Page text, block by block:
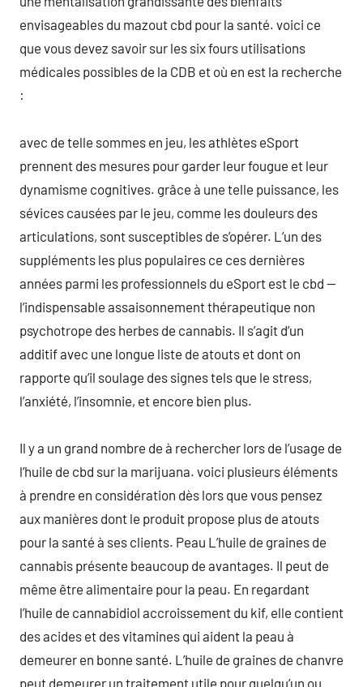
envisageables du mazout cbd pour la santé. voici ce
que vous devez savoir sur les six fours utilisations
médicales possibles de la CDB et où en est la recherche
:
avec de telle sommes en jeu, les athlètes eSport
prennent des mesures pour garder leur fougue et leur
dynamisme cognitives. grâce à une telle puissance, les
sévices causées par le jeu, comme les douleurs des
articulations, sont susceptibles de s’opérer. L’un des
suppléments les plus populaires ce ces dernières
années parmi les professionnels du eSport est le cbd —
l’indispensable assaisonnement thérapeutique non
psychotrope des herbes de cannabis. Il s’agit d’un
additif avec une longue liste de atouts et dont on
rapporte qu’il soulage des signes tels que le stress,
l’anxiété, l’insomnie, et encore bien plus.
Il y a un grand nombre de à rechercher lors de l’usage de
l’huile de cbd sur la marijuana. voici plusieurs éléments
à prendre en considération dès lors que vous pensez
aux manières dont le produit propose plus de atouts
pour la santé à ses clients. Peau L’huile de graines de
cannabis présente beaucoup de avantages. Il peut de
même être alimentaire pour la peau. En regardant
l’huile de cannabidiol accroissement du kif, elle contient
des acides et des vitamines qui aident la peau à
demeurer en bonne santé. L’huile de graines de chanvre
peut demeurer un traitement utile pour quelqu’un ou